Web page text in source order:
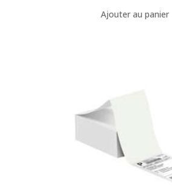
initial
Ajouter au panier